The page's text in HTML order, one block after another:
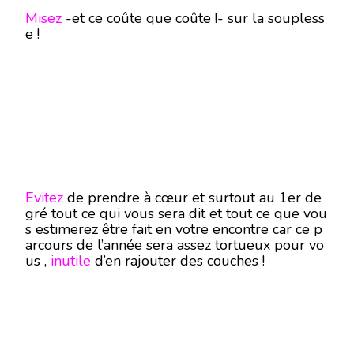
Misez -et ce coûte que coûte !- sur la soupless
e !
Evitez de prendre à cœur et surtout au 1er de
gré tout ce qui vous sera dit et tout ce que vou
s estimerez être fait en votre encontre car ce p
arcours de l’année sera assez tortueux pour vo
us , inutile d’en rajouter des couches !